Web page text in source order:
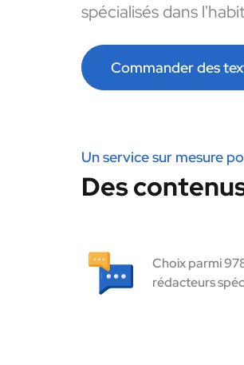
spécialisés dans
Commander des
Un service sur mesure
Des
Choix parmi
rédacteurs